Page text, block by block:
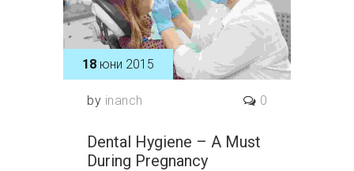
18 юни 2015
by inanch 0
Dental Hygiene – A Must
During Pregnancy